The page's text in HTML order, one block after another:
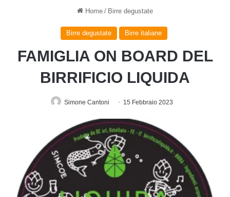
Home / Birre degustate
Birre degustate Birre italiane
FAMIGLIA ON BOARD DEL
BIRRIFICIO LIQUIDA
Simone Cantoni 15 Febbraio 2023